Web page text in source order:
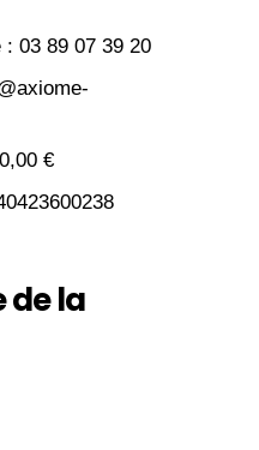
: 03 89 07 39 20
€
de la